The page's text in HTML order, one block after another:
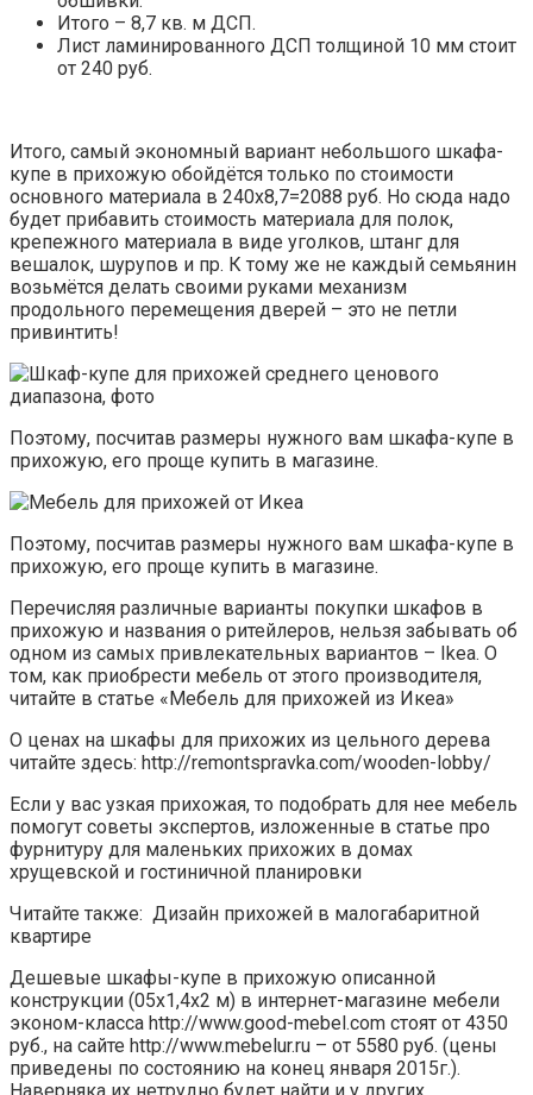
Итого – 8,7 кв. м ДСП.
Лист ламинированного ДСП толщиной 10 мм стоит
от 240 руб.
Итого, самый экономный вариант небольшого шкафа-
купе в прихожую обойдётся только по стоимости
основного материала в 240х8,7=2088 руб. Но сюда надо
будет прибавить стоимость материала для полок,
крепежного материала в виде уголков, штанг для
вешалок, шурупов и пр. К тому же не каждый семьянин
возьмётся делать своими руками механизм
продольного перемещения дверей – это не петли
привинтить!
Поэтому, посчитав размеры нужного вам шкафа-купе в
прихожую, его проще купить в магазине.
Поэтому, посчитав размеры нужного вам шкафа-купе в
прихожую, его проще купить в магазине.
Перечисляя различные варианты покупки шкафов в
прихожую и названия о ритейлеров, нельзя забывать об
одном из самых привлекательных вариантов – Ikea. О
том, как приобрести мебель от этого производителя,
читайте в статье «Мебель для прихожей из Икеа»
О ценах на шкафы для прихожих из цельного дерева
читайте здесь: http://remontspravka.com/wooden-lobby/
Если у вас узкая прихожая, то подобрать для нее мебель
помогут советы экспертов, изложенные в статье про
фурнитуру для маленьких прихожих в домах
хрущевской и гостиничной планировки
Читайте также: Дизайн прихожей в малогабаритной
квартире
Дешевые шкафы-купе в прихожую описанной
конструкции (05х1,4х2 м) в интернет-магазине мебели
эконом-класса http://www.good-mebel.com стоят от 4350
руб., на сайте http://www.mebelur.ru – от 5580 руб. (цены
приведены по состоянию на конец января 2015г.).